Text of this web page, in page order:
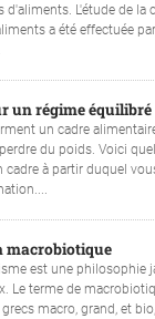
d'aliments. L'étude de la
a été effectuée
un régime équilibré
un cadre
du poids. Voici
cadre à partir duquel
macrobiotique
est une philosophie
Le terme de
macro, grand, et